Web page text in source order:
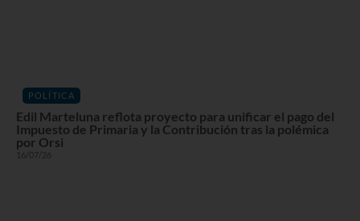
POLÍTICA
Edil Marteluna reflota proyecto para unificar el pago del
Impuesto de Primaria y la Contribución tras la polémica
por Orsi
16/07/26